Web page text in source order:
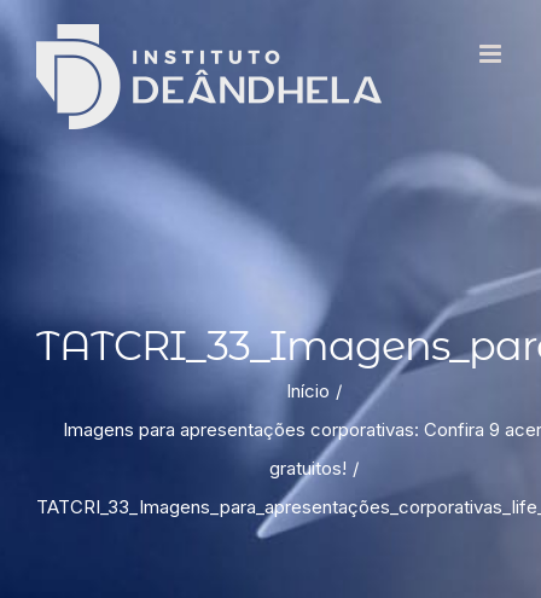
Início
Imagens para apresentações corporativas: Confira 9
gratuitos!